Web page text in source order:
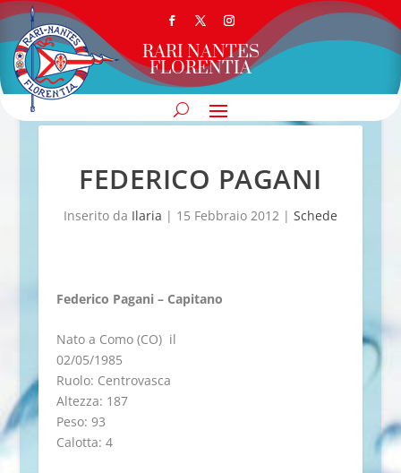
RARI NANTES
FLORENTIA
FEDERICO PAGANI
Inserito da Ilaria | 15 Febbraio 2012| Schede
Federico Pagani – Capitano
Nato a Como (CO) il
02/05/1985
Ruolo: Centrovasca
Altezza: 187
Peso: 93
Calotta: 4